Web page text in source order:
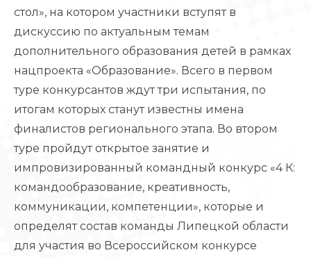
стол», на котором участники вступят в
дискуссию по актуальным темам
дополнительного образования детей в рамках
нацпроекта «Образование». Всего в первом
туре конкурсантов ждут три испытания, по
итогам которых станут известны имена
финалистов регионального этапа. Во втором
туре пройдут открытое занятие и
импровизированный командный конкурс «4 К:
командообразование, креативность,
коммуникации, компетенции», которые и
определят состав команды Липецкой области
для участия во Всероссийском конкурсе